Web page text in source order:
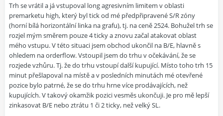
Trh se vrátil a já vstupoval long agresivním limitem v oblasti
premarketu high, který byl tick od mé předpřipravené S/R zóny
(horní bílá horizontální linka na grafu), tj. na ceně 2524. Bohužel trh se
rozjel mým směrem pouze 4 ticky a znovu začal atakovat oblast
mého vstupu. V této situaci jsem obchod ukončil na B/E, hlavně s
ohledem na orderflow. Vstoupil jsem do trhu v očekávání, že se
rozjede vzhůru. Tj. že do trhu vstoupí další kupující. Místo toho trh 15
minut přešlapoval na místě a v posledních minutách mé otevřené
pozice bylo patrné, že se do trhu hrne více prodávajících, než
kupujících. V takový okamžik pozici vesměs ukončuji. Je pro mě lepší
zinkasovat B/E nebo ztrátu 1 či 2 ticky, než velký SL.